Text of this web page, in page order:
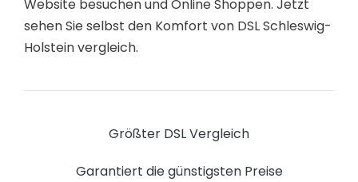
Website besuchen und Online Shoppen. Jetzt
sehen Sie selbst den Komfort von DSL Schleswig-
Holstein vergleich.
Größter DSL Vergleich
Garantiert die günstigsten Preise